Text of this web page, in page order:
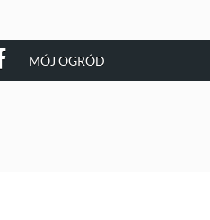
MÓJ OGRÓD